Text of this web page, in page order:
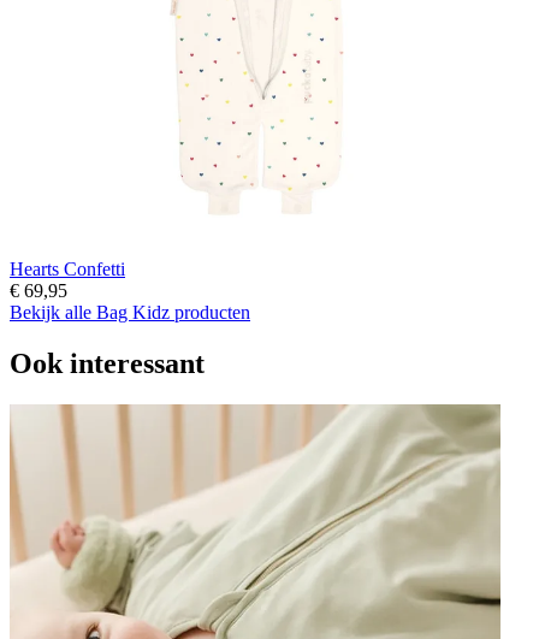
Hearts Confetti
€ 69,95
Bekijk alle Bag Kidz producten
Ook interessant